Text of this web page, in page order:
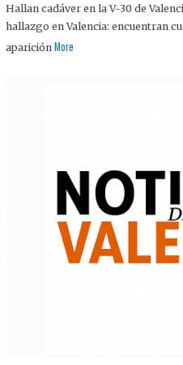
Hallan cadáver en la V-30 de
hallazgo en Valencia: encuentran
aparición More